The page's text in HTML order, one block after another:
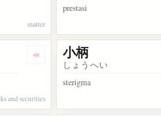
matter
prestasi
Dengarkan kosakata 銘柄
and securities
小柄
しょうへい
sterigma